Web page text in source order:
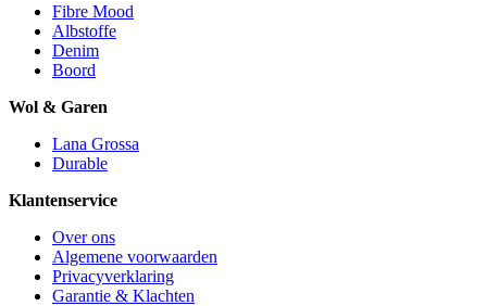
Fibre Mood
Albstoffe
Denim
Boord
Wol & Garen
Lana Grossa
Durable
Klantenservice
Over ons
Algemene voorwaarden
Privacyverklaring
Garantie & Klachten